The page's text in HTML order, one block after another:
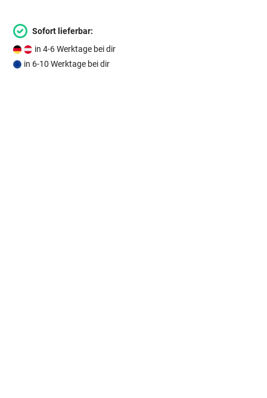
Sofort lieferbar:
in 4-6 Werktage bei dir
in 6-10 Werktage bei dir